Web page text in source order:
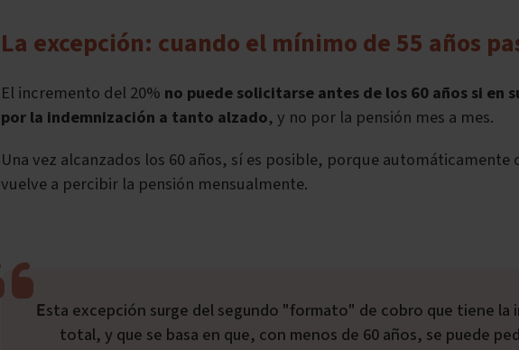
La excepción: cuando el mínimo de 55 años
El incremento del 20% no puede solicitarse antes de los 60 años si en
por la indemnización a tanto alzado, y no por la pensión mes a mes.
Una vez alcanzados los 60 años, sí es posible, porque automáticamente
vuelve a percibir la pensión mensualmente.
Esta excepción surge del segundo "formato" de cobro que tiene la incapacidad
total, y que se basa en que, con menos de 60 años, se puede